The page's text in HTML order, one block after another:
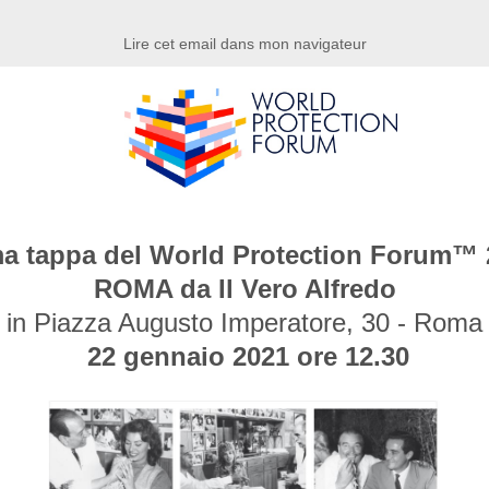
Lire cet email dans mon navigateur
tappa del World Protection Forum™
ROMA da Il Vero Alfredo
in Piazza Augusto Imperatore, 30 - Roma
22 gennaio 2021 ore 12.30